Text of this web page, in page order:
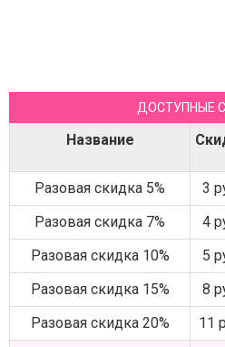
ДОСТУПНЫЕ
Название
Разовая скидка 5% 3
Разовая скидка 7%
4
Разовая скидка 10%
5
Разовая скидка 15%
8
Разовая скидка 20%
11